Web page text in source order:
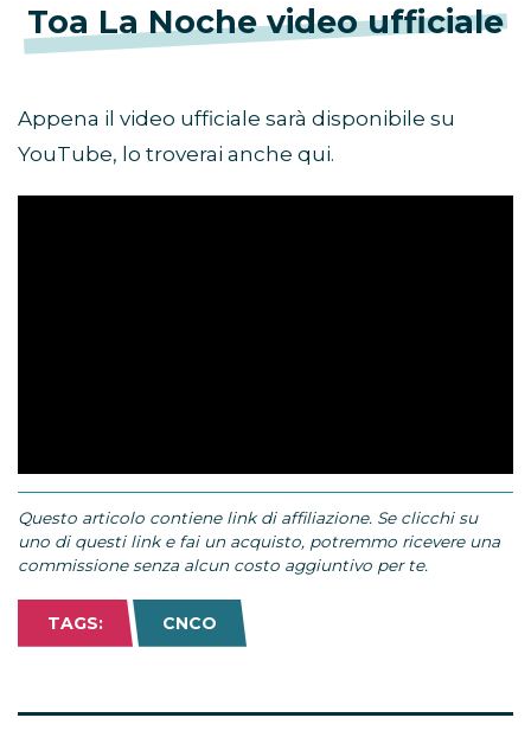
Toa La Noche video ufficiale
Appena il video ufficiale sarà disponibile su
YouTube, lo troverai anche qui.
Questo articolo contiene link di affiliazione. Se clicchi su
uno di questi link e fai un acquisto, potremmo ricevere una
commissione senza alcun costo aggiuntivo per te.
TAGS: CNCO